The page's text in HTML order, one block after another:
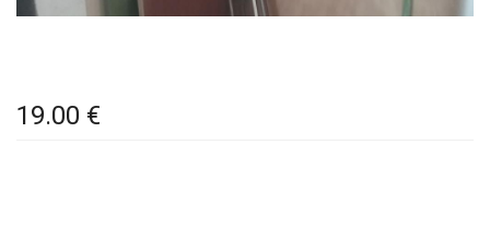
19.00 €